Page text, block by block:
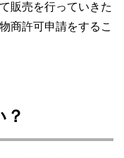
販売を行っていきた
商許可申請をするこ
？